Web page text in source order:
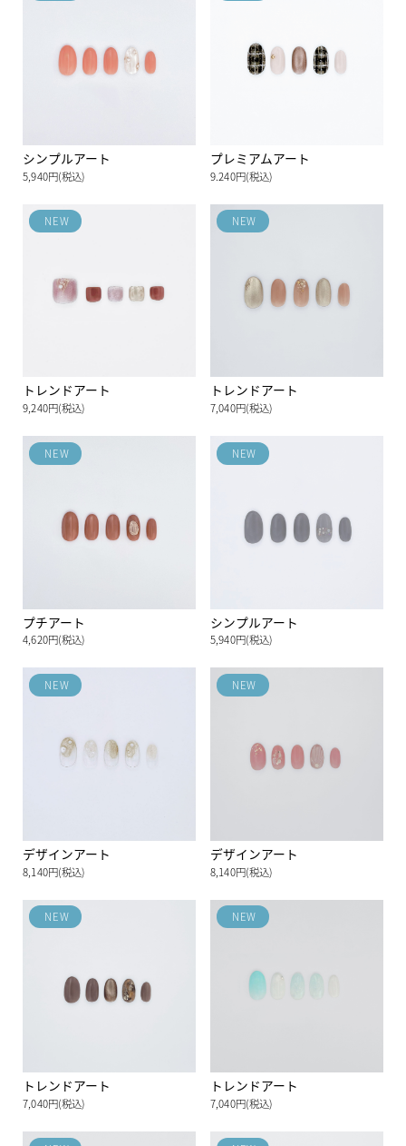
シンプルアート
5,940円(税込)
プレミアムアート
9.240円(税込)
トレンドアート
9,240円(税込)
NEW
トレンドアート
7,040円(税込)
NEW
プチアート
4,620円(税込)
NEW
シンプルアート
5,940円(税込)
NEW
デザインアート
8,140円(税込)
NEW
デザインアート
8,140円(税込)
NEW
トレンドアート
7,040円(税込)
NEW
トレンドアート
7,040円(税込)
NEW